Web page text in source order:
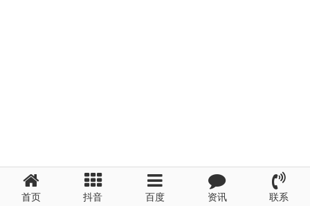
首页 抖音 百度 资讯 联系